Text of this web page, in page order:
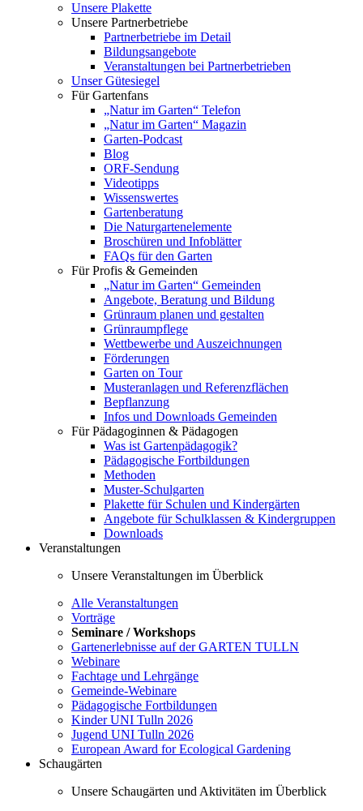
Unsere Plakette
Unsere Partnerbetriebe
Partnerbetriebe im Detail
Bildungsangebote
Veranstaltungen bei Partnerbetrieben
Unser Gütesiegel
Für Gartenfans
„Natur im Garten“ Telefon
„Natur im Garten“ Magazin
Garten-Podcast
Blog
ORF-Sendung
Videotipps
Wissenswertes
Gartenberatung
Die Naturgartenelemente
Broschüren und Infoblätter
FAQs für den Garten
Für Profis & Gemeinden
„Natur im Garten“ Gemeinden
Angebote, Beratung und Bildung
Grünraum planen und gestalten
Grünraumpflege
Wettbewerbe und Auszeichnungen
Förderungen
Garten on Tour
Musteranlagen und Referenzflächen
Bepflanzung
Infos und Downloads Gemeinden
Für Pädagoginnen & Pädagogen
Was ist Gartenpädagogik?
Pädagogische Fortbildungen
Methoden
Muster-Schulgarten
Plakette für Schulen und Kindergärten
Angebote für Schulklassen & Kindergruppen
Downloads
Veranstaltungen
Unsere Veranstaltungen im Überblick
Alle Veranstaltungen
Vorträge
Seminare / Workshops
Gartenerlebnisse auf der GARTEN TULLN
Webinare
Fachtage und Lehrgänge
Gemeinde-Webinare
Pädagogische Fortbildungen
Kinder UNI Tulln 2026
Jugend UNI Tulln 2026
European Award for Ecological Gardening
Schaugärten
Unsere Schaugärten und Aktivitäten im Überblick